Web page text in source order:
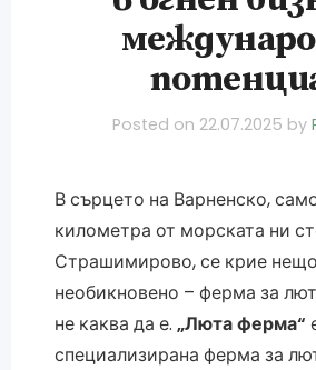
Posted on 22.07.2025 by
В сърцето на Варненско,
километра от морската ни
Страшимирово, се крие
необикновено – ферма за
не каква да е. „Люта ферма“
специализирана ферма за